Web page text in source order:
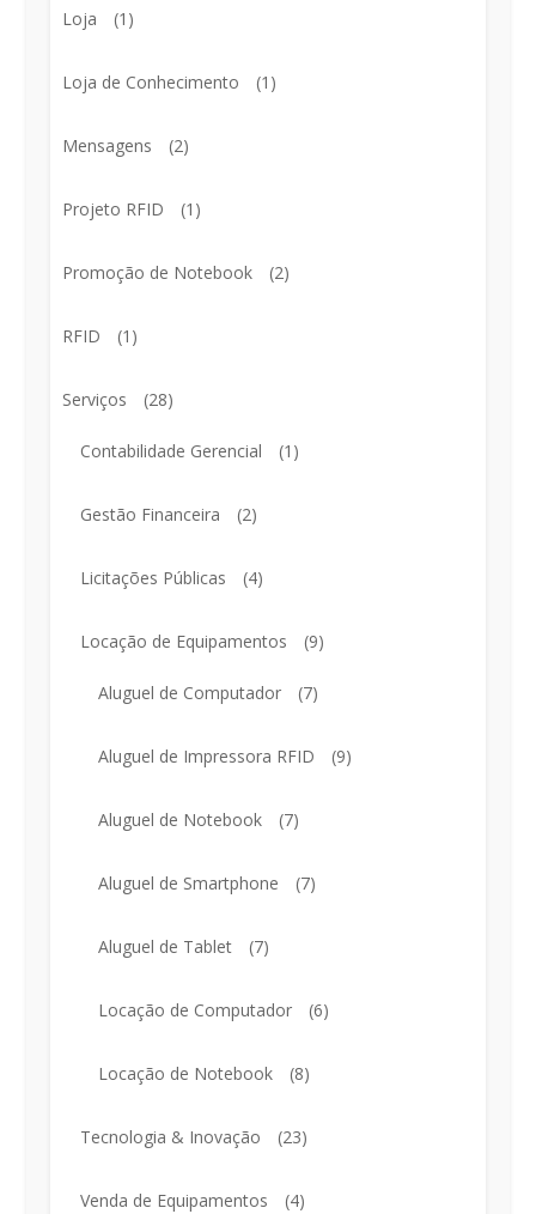
Loja (1)
Loja de Conhecimento (1)
Mensagens (2)
Projeto RFID (1)
Promoção de Notebook (2)
RFID (1)
Serviços (28)
Contabilidade Gerencial (1)
Gestão Financeira (2)
Licitações Públicas (4)
Locação de Equipamentos (9)
Aluguel de Computador (7)
Aluguel de Impressora RFID (9)
Aluguel de Notebook (7)
Aluguel de Smartphone (7)
Aluguel de Tablet (7)
Locação de Computador (6)
Locação de Notebook (8)
Tecnologia & Inovação (23)
Venda de Equipamentos (4)